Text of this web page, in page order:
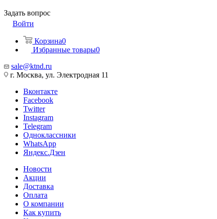
Задать вопрос
Войти
Корзина0
Избранные товары0
sale@ktnd.ru
г. Москва, ул. Электродная 11
Вконтакте
Facebook
Twitter
Instagram
Telegram
Одноклассники
WhatsApp
Яндекс.Дзен
Новости
Акции
Доставка
Оплата
О компании
Как купить